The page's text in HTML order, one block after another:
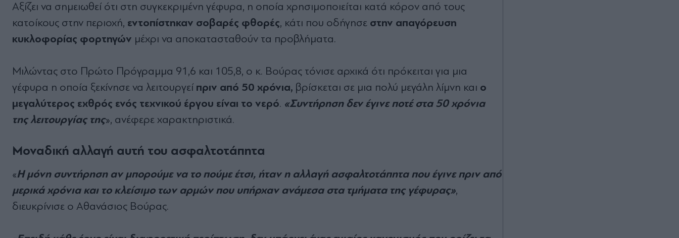
Αξίζει να σημειωθεί ότι στη συγκεκριμένη γέφυρα, η οποία χρησιμοποιείται κατά κόρον από τους
κατοίκους στην περιοχή, εντοπίστηκαν σοβαρές φθορές, κάτι που οδήγησε στην απαγόρευση
κυκλοφορίας φορτηγών μέχρι να αποκατασταθούν τα προβλήματα.
Μιλώντας στο Πρώτο Πρόγραμμα 91,6 και 105,8, ο κ. Βούρας τόνισε αρχικά ότι πρόκειται για μια
γέφυρα η οποία ξεκίνησε να λειτουργεί πριν από 50 χρόνια, βρίσκεται σε μια πολύ μεγάλη λίμνη και ο
μεγαλύτερος εχθρός ενός τεχνικού έργου είναι το νερό. «Συντήρηση δεν έγινε ποτέ στα 50 χρόνια
της λειτουργίας της», ανέφερε χαρακτηριστικά.
Μοναδική αλλαγή αυτή του ασφαλτοτάπητα
«Η μόνη συντήρηση αν μπορούμε να το πούμε έτσι, ήταν η αλλαγή ασφαλτοτάπητα που έγινε πριν από
μερικά χρόνια και το κλείσιμο των αρμών που υπήρχαν ανάμεσα στα τμήματα της γέφυρας»,
διευκρίνισε ο Αθανάσιος Βούρας.